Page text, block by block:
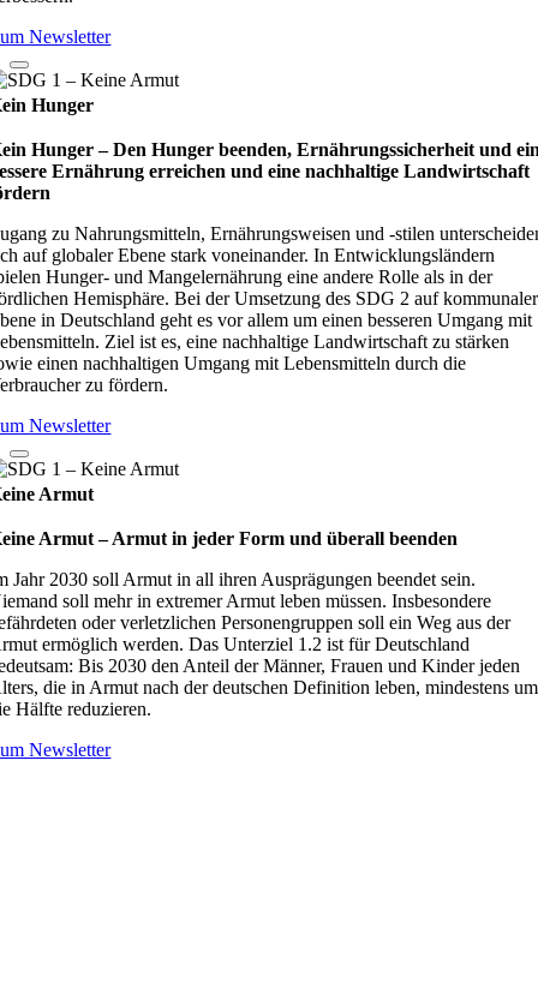
Newsletter
Hunger
Hunger – Den Hunger beenden, Ernährungssicherheit und
Ernährung erreichen und eine nachhaltige Landwirtschaft
zu Nahrungsmitteln, Ernährungsweisen und -stilen
auf globaler Ebene stark voneinander. In Entwicklungsländern
Hunger- und Mangelernährung eine andere Rolle als in der
Hemisphäre. Bei der Umsetzung des SDG 2 auf kommunaler
in Deutschland geht es vor allem um einen besseren Umgang mit
Ziel ist es, eine nachhaltige Landwirtschaft zu stärken
einen nachhaltigen Umgang mit Lebensmitteln durch die
zu fördern.
Newsletter
Armut
Armut – Armut in jeder Form und überall beenden
Jahr 2030 soll Armut in all ihren Ausprägungen beendet sein.
soll mehr in extremer Armut leben müssen. Insbesondere
oder verletzlichen Personengruppen soll ein Weg aus der
ermöglich werden. Das Unterziel 1.2 ist für Deutschland
Bis 2030 den Anteil der Männer, Frauen und Kinder jeden
die in Armut nach der deutschen Definition leben, mindestens um
Hälfte reduzieren.
Newsletter